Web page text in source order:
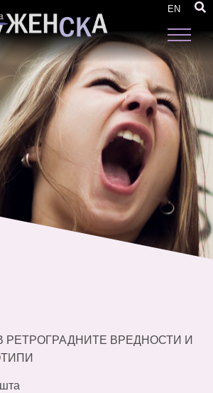
EN
РЕТРОГРАДНИТЕ ВРЕДНОСТИ И